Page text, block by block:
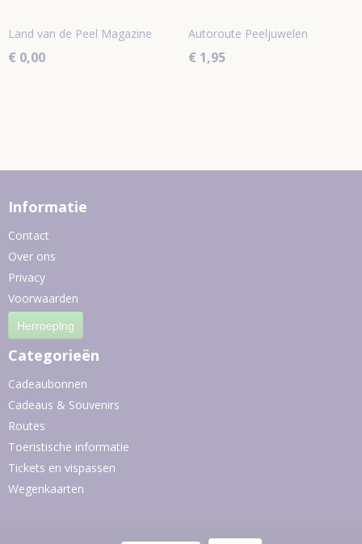
Land van de Peel Magazine
€ 0,00
Autoroute Peeljuwelen
€ 1,95
Informatie
Contact
Over ons
Privacy
Voorwaarden
Herroeping
Categorieën
Cadeaubonnen
Cadeaus & Souvenirs
Routes
Toeristische informatie
Tickets en vispassen
Wegenkaarten